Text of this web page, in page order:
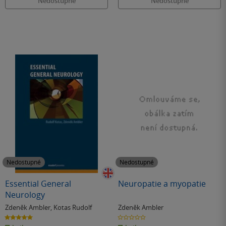
Nedostupné
Essential General
Neurology
Zdeněk Ambler, Kotas Rudolf
5.0
z
Nedostupné
Neuropatie a myopatie
Zdeněk Ambler
0.0
z